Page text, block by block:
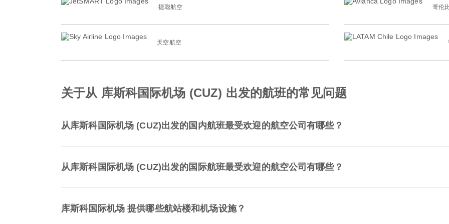
捷聪航空 哥伦
天空航空
关于从 库斯科国际机场 (CUZ) 出发的航班的常见问题
从库斯科国际机场 (CUZ)出发的国内航班最受欢迎的航空公司有哪些？
从库斯科国际机场 (CUZ)出发的国际航班最受欢迎的航空公司有哪些？
库斯科国际机场 提供哪些航站楼和机场设施？